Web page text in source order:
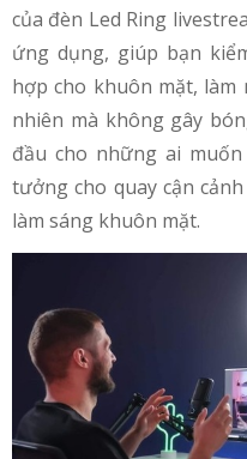
của đèn Led Ring
ứng dụng, giúp bạn
hợp cho khuôn mặt, làm
nhiên mà không gây
đầu cho những ai
tưởng cho quay cận
làm sáng khuôn mặt​.